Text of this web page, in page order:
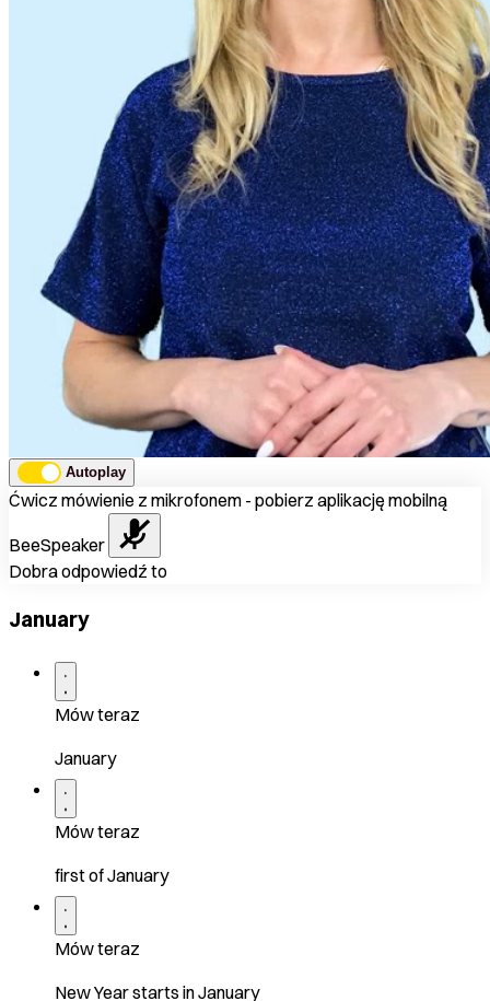
Autoplay
Ćwicz mówienie z mikrofonem - pobierz aplikację mobilną
BeeSpeaker
Dobra odpowiedź to
January
Mów teraz
January
Mów teraz
first of January
Mów teraz
New Year starts in January